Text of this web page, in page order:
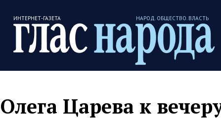
ИНТЕРНЕТ-ГАЗЕТА НАРОД. ОБЩЕСТВО. ВЛАСТЬ
Царева к